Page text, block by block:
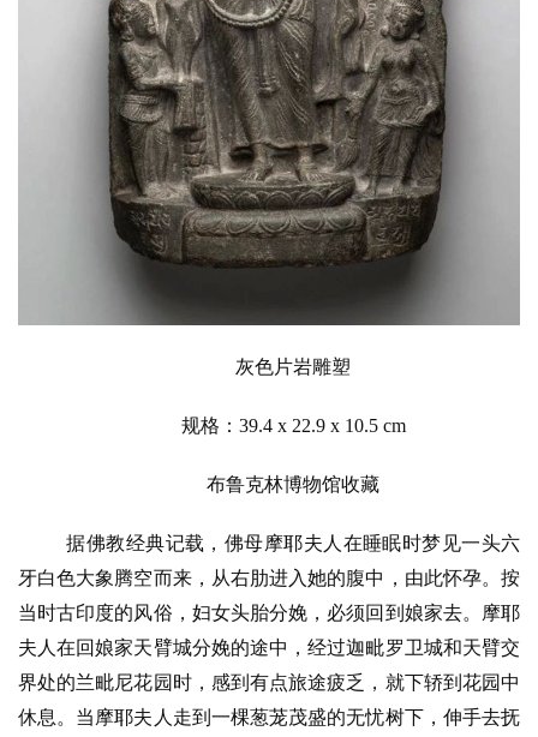
灰色片岩雕塑
规格：39.4 x 22.9 x 10.5 cm
布鲁克林博物馆收藏
据佛教经典记载，佛母摩耶夫人在睡眠时梦见一头六
牙白色大象腾空而来，从右肋进入她的腹中，由此怀孕。按
当时古印度的风俗，妇女头胎分娩，必须回到娘家去。摩耶
夫人在回娘家天臂城分娩的途中，经过迦毗罗卫城和天臂交
界处的兰毗尼花园时，感到有点旅途疲乏，就下轿到花园中
休息。当摩耶夫人走到一棵葱茏茂盛的无忧树下，伸手去抚